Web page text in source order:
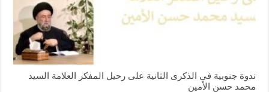
ندوة جنوبية في الذكرى الثانية على رحيل المفكر العلامة السيد
محمد حسن الأمين